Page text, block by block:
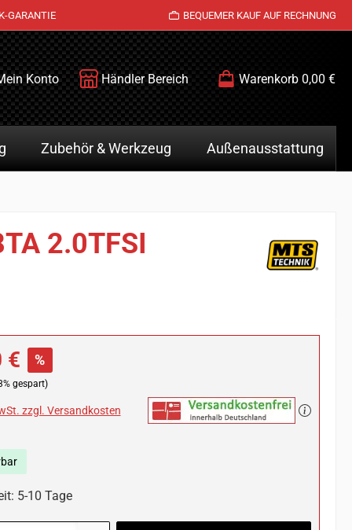
GARANTIE BEQUEMER KAUF AUF RECHNUNG
Konto Händler Bereich Warenkorb 0,00 €
Zubehör & Werkzeug Außenausstattung
2.0TFSI
€ %
gespart)
zzgl. Versandkosten
5-10 Tage